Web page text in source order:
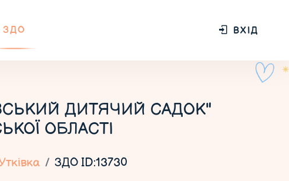
ЗДО ВХІД
ДИТЯЧИЙ САДОК"
ОБЛАСТІ
ЗДО ID:13730